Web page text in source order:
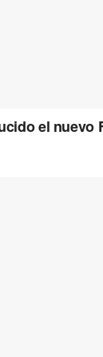
el nuevo